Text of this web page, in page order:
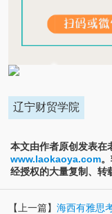
辽宁财贸学院
本文由作者原创发表在
www.laokaoya.com
经授权的大量复制、转
【上一篇】 海西有雅思